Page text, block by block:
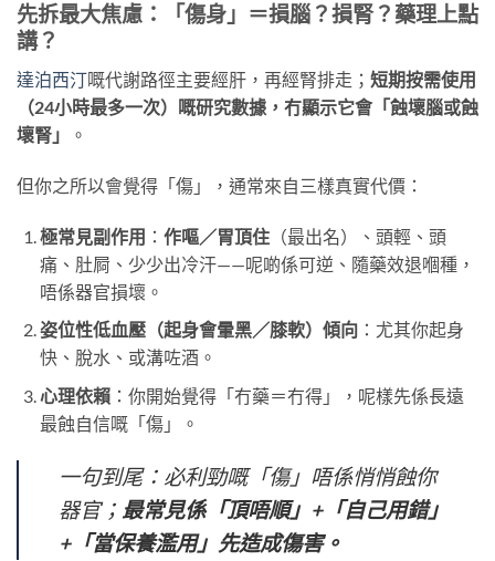
先拆最大焦慮：「傷身」＝損腦？損腎？藥理上點
講？
達泊西汀嘅代謝路徑主要經肝，再經腎排走； 短期按需使用
（24小時最多一次）嘅研究數據，冇顯示它會「蝕壞腦或蝕
壞腎」
。
但你之所以會覺得「傷」，通常來自三樣真實代價：
極常見副作用 ： 作嘔／胃頂住（最出名）、頭輕、頭
痛、肚屙、少少出冷汗——呢啲係可逆、隨藥效退嗰種，
唔係器官損壞。
姿位性低血壓（起身會暈黑／膝軟）傾向：尤其你起身
快、脫水、或溝咗酒。
心理依賴：你開始覺得「冇藥＝冇得」，呢樣先係長遠
最蝕自信嘅「傷」。
一句到尾：必利勁嘅「傷」唔係悄悄蝕你
器官； 最常見係「頂唔順」+「自己用錯」
+「當保養濫用」先造成傷害。